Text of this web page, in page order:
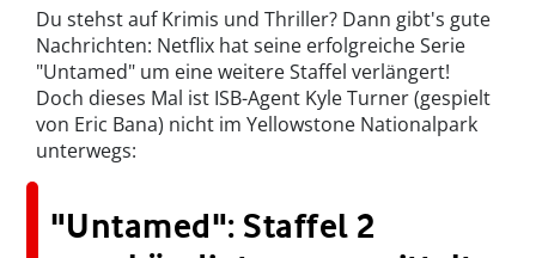
Du stehst auf Krimis und Thriller? Dann gibt's gute
Nachrichten: Netflix hat seine erfolgreiche Serie
"Untamed" um eine weitere Staffel verlängert!
Doch dieses Mal ist ISB-Agent Kyle Turner (gespielt
von Eric Bana) nicht im Yellowstone Nationalpark
unterwegs:
"Untamed": Staffel 2